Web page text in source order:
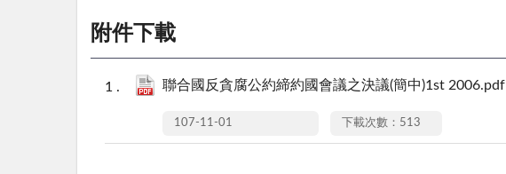
附件下載
聯合國反貪腐公約締約國會議之決議(簡中)1st 2006.pdf
107-11-01 下載次數：513